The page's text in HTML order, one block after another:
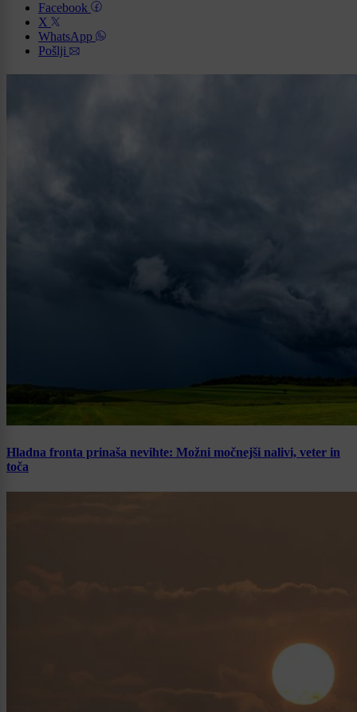
Facebook
X
WhatsApp
Pošlji
Hladna fronta prinaša nevihte: Možni močnejši nalivi, veter in
toča